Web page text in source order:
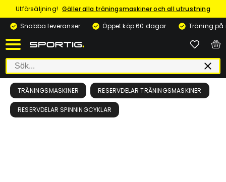
Utförsäljning! Gäller alla träningsmaskiner och all utrustning
Snabba leveranser
Öppet köp 60 dagar Träning på
TRÄNINGSMASKINER RESERVDELAR TRÄNINGSMASKINER
RESERVDELAR SPINNINGCYKLAR